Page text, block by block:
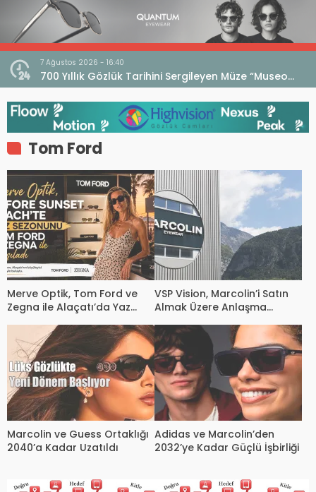
7 Ağustos 2026 - 16:40
700 Yıllık Gözlük Tarihini Sergileyen Müze “Museo
dell’Occhiale”
Tom Ford
Merve Optik, Tom Ford ve
Zegna ile Alaçatı’da Yaz
VSP Vision, Marcolin’i Satın
Almak Üzere Anlaşma
Marcolin ve Guess Ortaklığı
2040’a Kadar Uzatıldı
Adidas ve Marcolin’den
2032’ye Kadar Güçlü İşbirliği